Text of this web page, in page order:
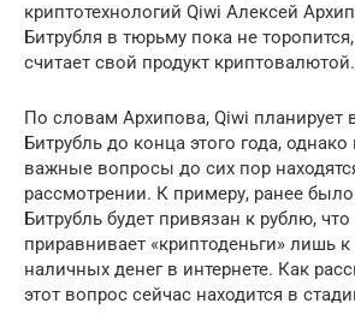
криптотехнологий Qiwi Алексей
Битрубля в тюрьму пока не
считает свой продукт криптовалютой.
По словам Архипова, Qiwi планирует
Битрубль до конца этого года,
важные вопросы до сих пор
рассмотрении. К примеру, ранее
Битрубль будет привязан к рублю,
приравнивает «криптоденьги» лишь
наличных денег в интернете. Как
этот вопрос сейчас находится в